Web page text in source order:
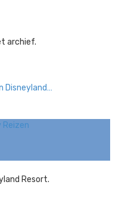
archief.
Disneyland…
Reizen
Resort.